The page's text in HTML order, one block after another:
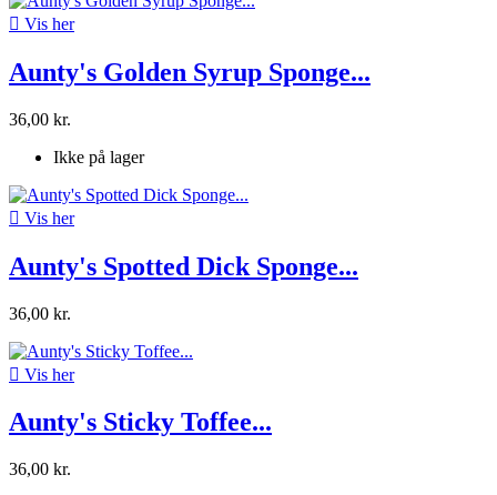
 Vis her
Aunty's Golden Syrup Sponge...
36,00 kr.
Ikke på lager
 Vis her
Aunty's Spotted Dick Sponge...
36,00 kr.
 Vis her
Aunty's Sticky Toffee...
36,00 kr.